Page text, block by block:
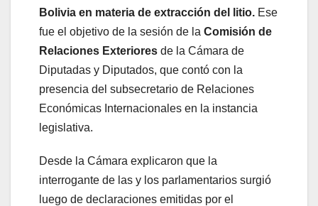
Bolivia en materia de extracción del litio. Ese
fue el objetivo de la sesión de la Comisión de
Relaciones Exteriores de la Cámara de
Diputadas y Diputados, que contó con la
presencia del subsecretario de Relaciones
Económicas Internacionales en la instancia
legislativa.
Desde la Cámara explicaron que la
interrogante de las y los parlamentarios surgió
luego de declaraciones emitidas por el